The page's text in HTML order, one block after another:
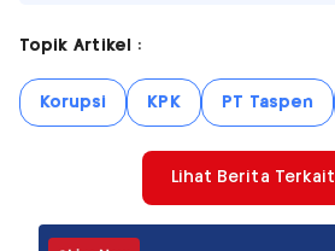
Topik Artikel :
Korupsi KPK PT Taspen
Lihat Berita Terkait